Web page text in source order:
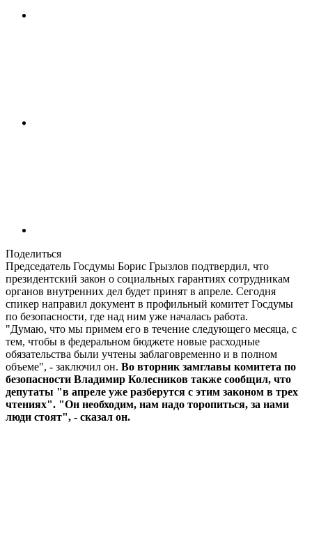
Поделиться
Председатель Госдумы Борис Грызлов подтвердил, что
президентский закон о социальных гарантиях сотрудникам
органов внутренних дел будет принят в апреле. Сегодня
спикер направил документ в профильный комитет Госдумы
по безопасности, где над ним уже началась работа.
"Думаю, что мы примем его в течение следующего месяца, с
тем, чтобы в федеральном бюджете новые расходные
обязательства были учтены заблаговременно и в полном
объеме", - заключил он. Во вторник замглавы комитета по
безопасности Владимир Колесников также сообщил, что
депутаты "в апреле уже разберутся с этим законом в трех
чтениях". "Он необходим, нам надо торопиться, за нами
люди стоят", - сказал он.